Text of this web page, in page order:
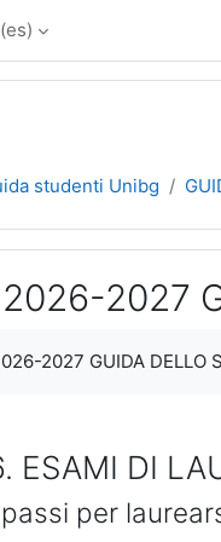
studenti Unibg
2027
2027 GUIDA DELLO
ESAMI DI
per